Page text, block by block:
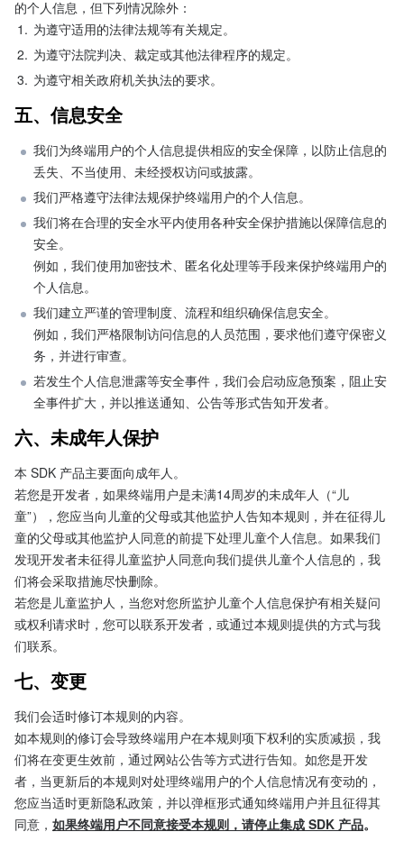
的个人信息，但下列情况除外：
1. 为遵守适用的法律法规等有关规定。
2. 为遵守法院判决、裁定或其他法律程序的规定。
3. 为遵守相关政府机关执法的要求。
五、信息安全
我们为终端用户的个人信息提供相应的安全保障，以防止信息的
丢失、不当使用、未经授权访问或披露。
我们严格遵守法律法规保护终端用户的个人信息。
我们将在合理的安全水平内使用各种安全保护措施以保障信息的
安全。
例如，我们使用加密技术、匿名化处理等手段来保护终端用户的
个人信息。
我们建立严谨的管理制度、流程和组织确保信息安全。
例如，我们严格限制访问信息的人员范围，要求他们遵守保密义
务，并进行审查。
若发生个人信息泄露等安全事件，我们会启动应急预案，阻止安
全事件扩大，并以推送通知、公告等形式告知开发者。
六、未成年人保护
本 SDK 产品主要面向成年人。
若您是开发者，如果终端用户是未满14周岁的未成年人（“儿
童”），您应当向儿童的父母或其他监护人告知本规则，并在征得儿
童的父母或其他监护人同意的前提下处理儿童个人信息。如果我们
发现开发者未征得儿童监护人同意向我们提供儿童个人信息的，我
们将会采取措施尽快删除。
若您是儿童监护人，当您对您所监护儿童个人信息保护有相关疑问
或权利请求时，您可以联系开发者，或通过本规则提供的方式与我
们联系。
七、变更
我们会适时修订本规则的内容。
如本规则的修订会导致终端用户在本规则项下权利的实质减损，我
们将在变更生效前，通过网站公告等方式进行告知。如您是开发
者，当更新后的本规则对处理终端用户的个人信息情况有变动的，
您应当适时更新隐私政策，并以弹框形式通知终端用户并且征得其
同意， 如果终端用户不同意接受本规则，请停止集成 SDK 产品。